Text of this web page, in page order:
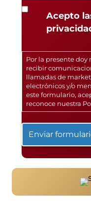
Acepto
Por la presente
recibir
llamadas de
electrónicos y/o
este formulario,
reconoce nuestra